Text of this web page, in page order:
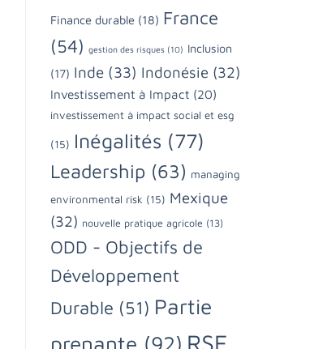
Finance durable (18) France
(54) gestion des risques (10) Inclusion
(17) Inde (33) Indonésie (32)
Investissement à Impact (20)
investissement à impact social et esg
(15) Inégalités (77)
Leadership (63) managing
environmental risk (15) Mexique
(32) nouvelle pratique agricole (13)
ODD - Objectifs de
Développement
Durable (51) Partie
RSE